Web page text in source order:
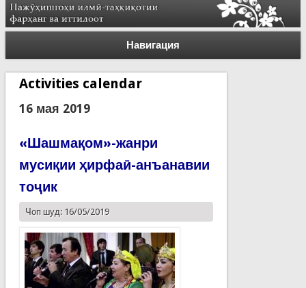
Навигация
Activities calendar
16 мая 2019
«Шашмақом»-жанри
мусиқии ҳирфаӣ-анъанавии
тоҷик
Чоп шуд: 16/05/2019